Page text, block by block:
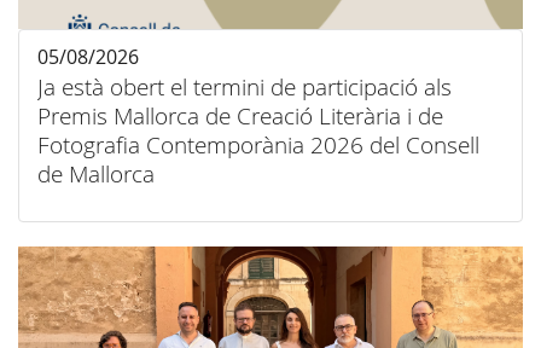
Ja està obert el termini de participació als
Premis Mallorca de Creació Literària i de
Fotografia Contemporània 2026 del Consell
de Mallorca
05/08/2026